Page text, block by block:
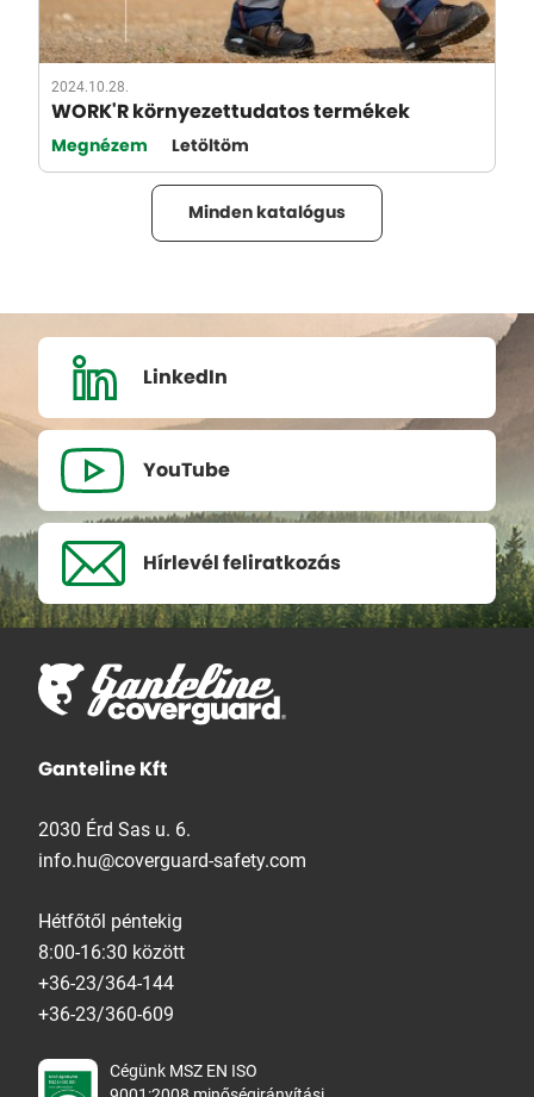
2024.10.28.
WORK'R környezettudatos termékek
Megnézem Letöltöm
Minden katalógus
LinkedIn
YouTube
Hírlevél feliratkozás
Ganteline Kft
2030 Érd Sas u. 6.
info.hu@coverguard-safety.com
Hétfőtől péntekig
8:00-16:30 között
+36-23/364-144
+36-23/360-609
Cégünk MSZ EN ISO